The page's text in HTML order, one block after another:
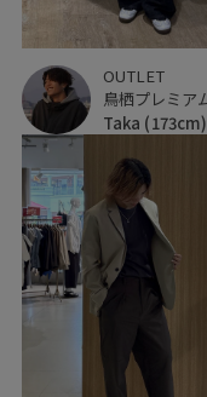
OUTLET
Taka (173cm)